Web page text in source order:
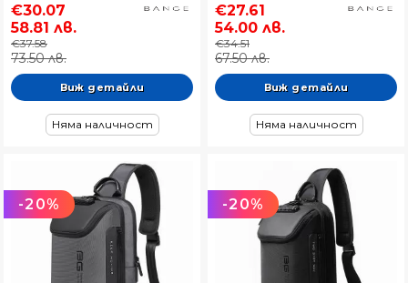
€30.07
58.81 лв.
€37.58
73.50 лв.
Виж детайли
Няма наличност
€27.61
54.00 лв.
€34.51
67.50 лв.
Виж детайли
Няма наличност
-20% -20%